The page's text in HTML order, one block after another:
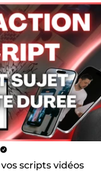
scripts vidéos